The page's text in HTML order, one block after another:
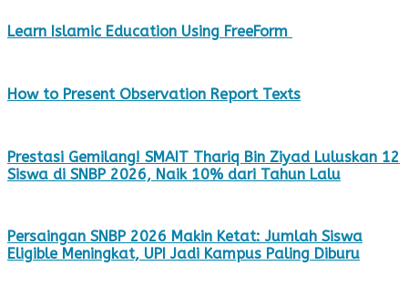
Learn Islamic Education Using FreeForm
How to Present Observation Report Texts
Prestasi Gemilang! SMAIT Thariq Bin Ziyad Luluskan 12
Siswa di SNBP 2026, Naik 10% dari Tahun Lalu
Persaingan SNBP 2026 Makin Ketat: Jumlah Siswa
Eligible Meningkat, UPI Jadi Kampus Paling Diburu